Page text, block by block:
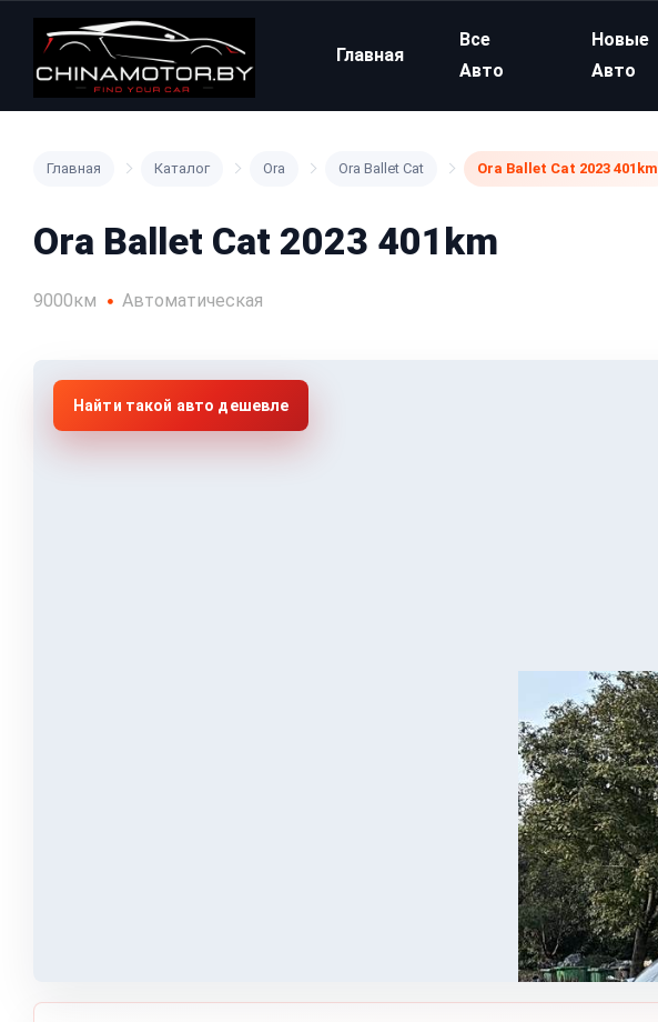
Главная
Все
Авто
Новые
Авто
Главная Каталог Ora Ora Ballet Cat Ora Ballet Cat 2023 401km
Ora Ballet Cat 2023 401km
9000км Автоматическая
Найти такой авто дешевле